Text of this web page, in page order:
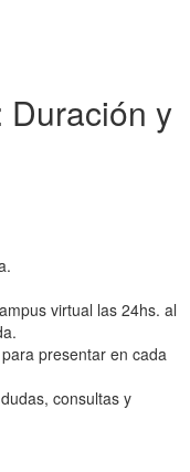
Duración y
virtual las 24hs. al
presentar en cada
consultas y